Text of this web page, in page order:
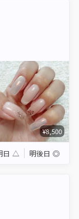
¥8,500
日 △ 明後日 ◎